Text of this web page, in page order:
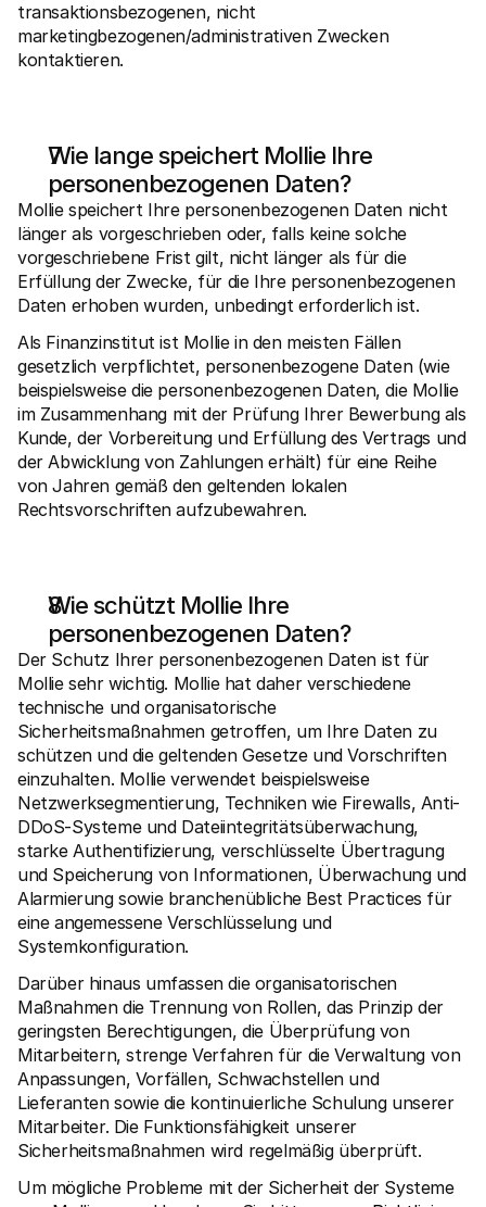
transaktionsbezogenen, nicht
marketingbezogenen/administrativen Zwecken
kontaktieren.
Wie lange speichert Mollie Ihre
personenbezogenen Daten?
Mollie speichert Ihre personenbezogenen Daten nicht
länger als vorgeschrieben oder, falls keine solche
vorgeschriebene Frist gilt, nicht länger als für die
Erfüllung der Zwecke, für die Ihre personenbezogenen
Daten erhoben wurden, unbedingt erforderlich ist.
Als Finanzinstitut ist Mollie in den meisten Fällen
gesetzlich verpflichtet, personenbezogene Daten (wie
beispielsweise die personenbezogenen Daten, die Mollie
im Zusammenhang mit der Prüfung Ihrer Bewerbung als
Kunde, der Vorbereitung und Erfüllung des Vertrags und
der Abwicklung von Zahlungen erhält) für eine Reihe
von Jahren gemäß den geltenden lokalen
Rechtsvorschriften aufzubewahren.
Wie schützt Mollie Ihre
personenbezogenen Daten?
Der Schutz Ihrer personenbezogenen Daten ist für
Mollie sehr wichtig. Mollie hat daher verschiedene
technische und organisatorische
Sicherheitsmaßnahmen getroffen, um Ihre Daten zu
schützen und die geltenden Gesetze und Vorschriften
einzuhalten. Mollie verwendet beispielsweise
Netzwerksegmentierung, Techniken wie Firewalls, Anti-
DDoS-Systeme und Dateiintegritätsüberwachung,
starke Authentifizierung, verschlüsselte Übertragung
und Speicherung von Informationen, Überwachung und
Alarmierung sowie branchenübliche Best Practices für
eine angemessene Verschlüsselung und
Systemkonfiguration.
Darüber hinaus umfassen die organisatorischen
Maßnahmen die Trennung von Rollen, das Prinzip der
geringsten Berechtigungen, die Überprüfung von
Mitarbeitern, strenge Verfahren für die Verwaltung von
Anpassungen, Vorfällen, Schwachstellen und
Lieferanten sowie die kontinuierliche Schulung unserer
Mitarbeiter. Die Funktionsfähigkeit unserer
Sicherheitsmaßnahmen wird regelmäßig überprüft.
Um mögliche Probleme mit der Sicherheit der Systeme